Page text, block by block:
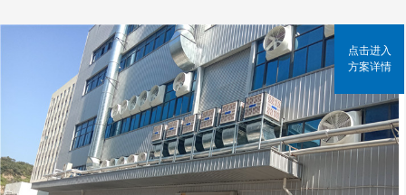
点击进入
方案详情